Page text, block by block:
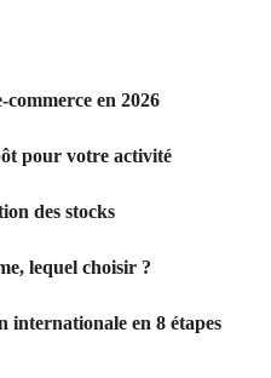
commerce en 2026
pour votre activité
des stocks
lequel choisir ?
internationale en 8 étapes